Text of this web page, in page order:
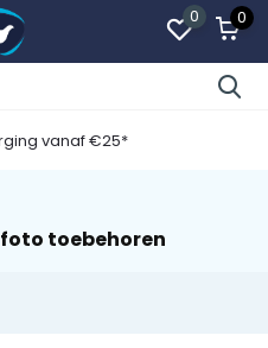
0 0
vanaf €25*
toebehoren